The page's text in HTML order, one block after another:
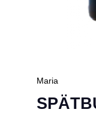
Maria